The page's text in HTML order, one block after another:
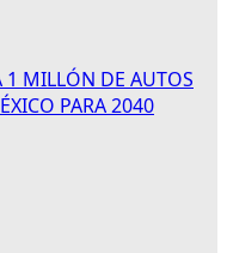
1 MILLÓN DE AUTOS
PARA 2040